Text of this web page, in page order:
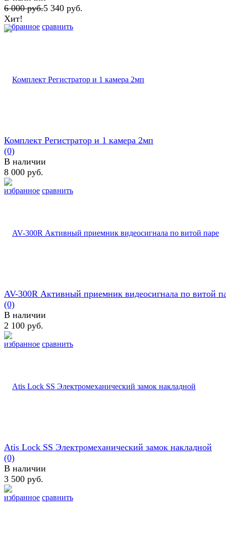
избранное сравнить
6 000 руб.5 340 руб.
Хит!
избранное сравнить
Комплект Регистратор и 1 камера 2мп
(0)
В наличии
8 000 руб.
избранное сравнить
AV-300R Активный приемник видеосигнала по витой
(0)
В наличии
2 100 руб.
избранное сравнить
Atis Lock SS Электромеханический замок накладной
(0)
В наличии
3 500 руб.